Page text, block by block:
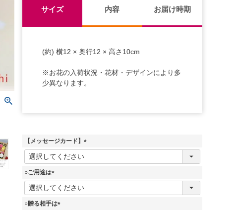
サイズ 内容 お届け時期
(約) 横12 × 奥行12 × 高さ10cm
※お花の入荷状況・花材・デザインにより多
少異なります。
【メッセージカード】
(
○ご用途は
(
必
須
○贈る相手は